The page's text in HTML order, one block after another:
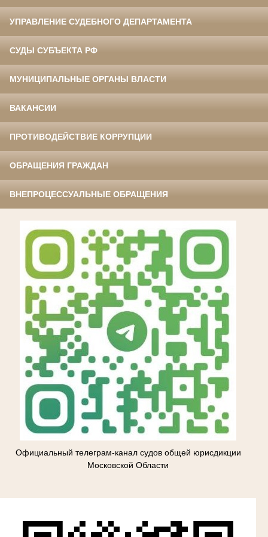
УПРАВЛЕНИЕ СУДЕБНОГО ДЕПАРТАМЕНТА
СУДЫ СУБЪЕКТА РФ
МУНИЦИПАЛЬНЫЕ ОРГАНЫ ВЛАСТИ
ВАКАНСИИ
ПРОТИВОДЕЙСТВИЕ КОРРУПЦИИ
ОБРАЩЕНИЯ ГРАЖДАН
ВНЕПРОЦЕССУАЛЬНЫЕ ОБРАЩЕНИЯ
Официальный телеграм-канал судов общей юрисдикции
Московской Области